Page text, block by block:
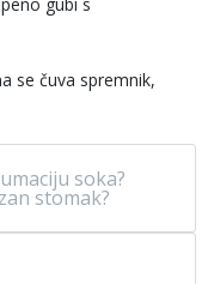
se čuva spremnik,
soka?
stomak?